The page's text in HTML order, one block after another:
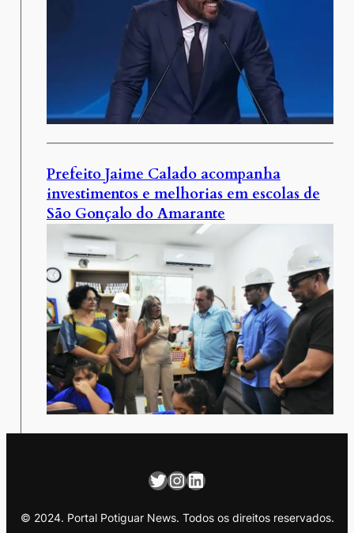
Prefeito Jaime Calado acompanha
investimentos e melhorias em escolas de
São Gonçalo do Amarante
Twitter
Instagram
LinkedIn
© 2024. Portal Potiguar News. Todos os direitos reservados.